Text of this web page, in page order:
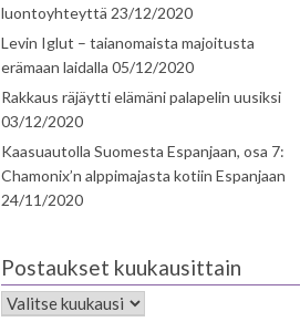
luontoyhteyttä 23/12/2020
Levin Iglut – taianomaista majoitusta
erämaan laidalla 05/12/2020
Rakkaus räjäytti elämäni palapelin uusiksi
03/12/2020
Kaasuautolla Suomesta Espanjaan, osa 7:
Chamonix’n alppimajasta kotiin Espanjaan
24/11/2020
Postaukset kuukausittain